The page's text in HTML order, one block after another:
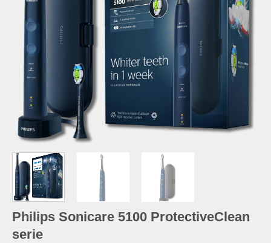
Philips Sonicare 5100 ProtectiveClean
serie